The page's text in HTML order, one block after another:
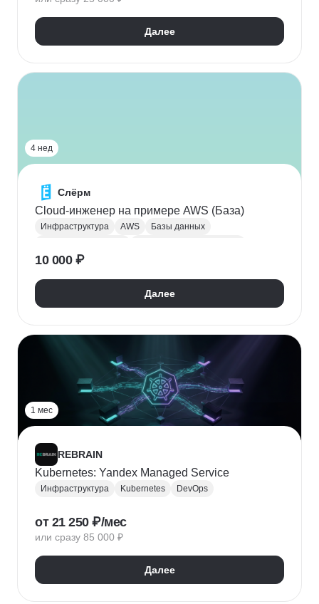
Далее
4 нед
Слёрм
Cloud-инженер на примере AWS (База)
Инфраструктура AWS
Базы данных
Облачные вычисления
Системное администрирование
10 000 ₽
Далее
1 мес
REBRAIN
Kubernetes: Yandex Managed Service
Инфраструктура Kubernetes DevOps
от 21 250 ₽/мес
или сразу 85 000 ₽
Далее